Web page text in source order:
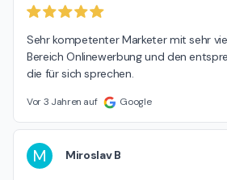
Sehr kompetenter Marketer mit sehr
Bereich Onlinewerbung und den
die für sich sprechen.
Vor 3 Jahren auf Google
M Miroslav B